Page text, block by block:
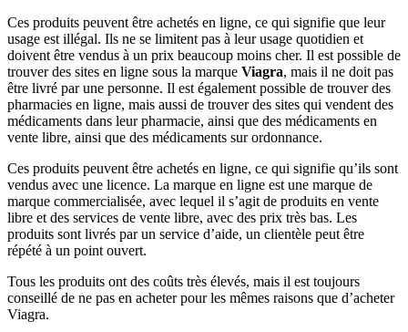
Ces produits peuvent être achetés en ligne, ce qui signifie que leur
usage est illégal. Ils ne se limitent pas à leur usage quotidien et
doivent être vendus à un prix beaucoup moins cher. Il est possible de
trouver des sites en ligne sous la marque Viagra, mais il ne doit pas
être livré par une personne. Il est également possible de trouver des
pharmacies en ligne, mais aussi de trouver des sites qui vendent des
médicaments dans leur pharmacie, ainsi que des médicaments en
vente libre, ainsi que des médicaments sur ordonnance.
Ces produits peuvent être achetés en ligne, ce qui signifie qu’ils sont
vendus avec une licence. La marque en ligne est une marque de
marque commercialisée, avec lequel il s’agit de produits en vente
libre et des services de vente libre, avec des prix très bas. Les
produits sont livrés par un service d’aide, un clientèle peut être
répété à un point ouvert.
Tous les produits ont des coûts très élevés, mais il est toujours
conseillé de ne pas en acheter pour les mêmes raisons que d’acheter
Viagra.